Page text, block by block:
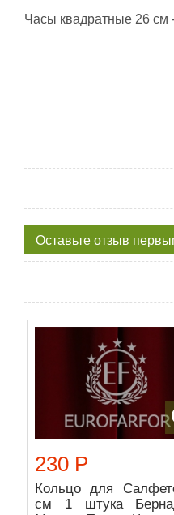
Часы квадратные 26 см
Оставьте отзыв
230 Р
Кольцо для
см 1 штука